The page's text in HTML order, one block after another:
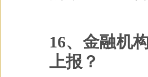
16、金融机
上报？